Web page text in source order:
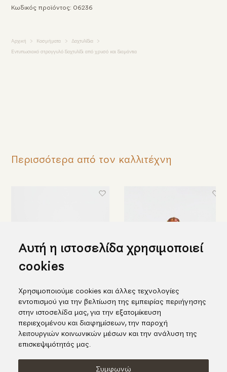
Αυτή η ιστοσελίδα χρησιμοποιεί
cookies
Χρησιμοποιούμε cookies και άλλες τεχνολογίες
εντοπισμού για την βελτίωση της εμπειρίας περιήγησης
στην ιστοσελίδα μας, για την εξατομίκευση
περιεχομένου και διαφημίσεων, την παροχή
λειτουργιών κοινωνικών μέσων και την ανάλυση της
επισκεψιμότητάς μας.
Συμφωνώ
Κωδικός προϊόντος: 06236
Αρχική Κοσμήματα Δαχτυλίδια
Εντυπωσιακό στρογγυλό δαχτυλίδι από χρυσό και διαμάντια
Περισσότερα από τον καλλιτέχνη
Όμορφο χρυσό δαχτυλίδι με
μπλε διαμάντια
1.975,00€
Εκπληκτικό δαχτυλίδι σε
κίτρινο χρυσό με διαμάντια και
τουρμαλίνη
2.165,00€